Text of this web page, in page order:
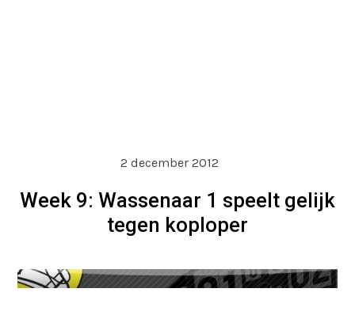
2 december 2012
Week 9: Wassenaar 1 speelt gelijk
tegen koploper